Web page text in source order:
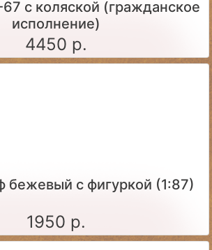
с коляской (гражданское
исполнение)
4450 р.
бежевый с фигуркой (1:87)
1950 р.